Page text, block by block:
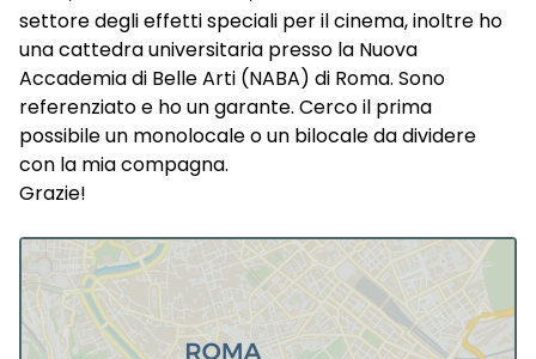
settore degli effetti speciali per il cinema, inoltre ho
una cattedra universitaria presso la Nuova
Accademia di Belle Arti (NABA) di Roma. Sono
referenziato e ho un garante. Cerco il prima
possibile un monolocale o un bilocale da dividere
con la mia compagna.
Grazie!